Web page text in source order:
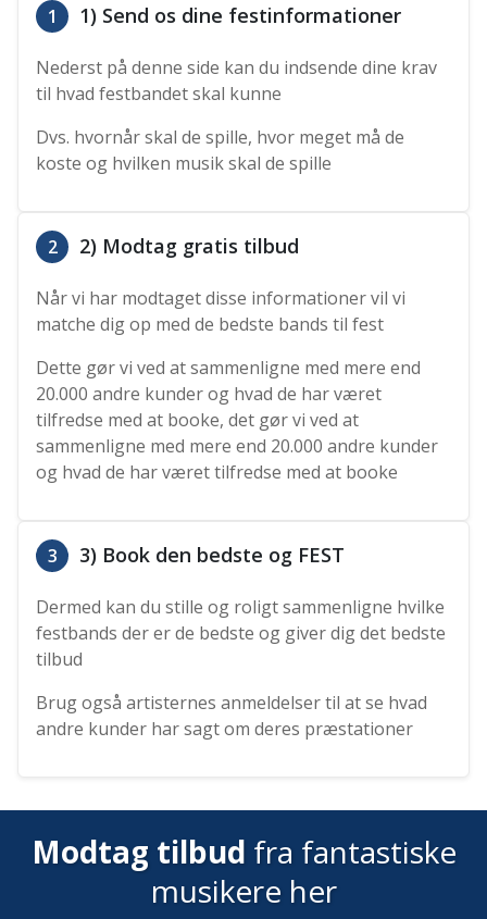
1 1) Send os dine festinformationer
Nederst på denne side kan du indsende dine krav
til hvad festbandet skal kunne
Dvs. hvornår skal de spille, hvor meget må de
koste og hvilken musik skal de spille
2 2) Modtag gratis tilbud
Når vi har modtaget disse informationer vil vi
matche dig op med de bedste bands til fest
Dette gør vi ved at sammenligne med mere end
20.000 andre kunder og hvad de har været
tilfredse med at booke, det gør vi ved at
sammenligne med mere end 20.000 andre kunder
og hvad de har været tilfredse med at booke
3 3) Book den bedste og FEST
Dermed kan du stille og roligt sammenligne hvilke
festbands der er de bedste og giver dig det bedste
tilbud
Brug også artisternes anmeldelser til at se hvad
andre kunder har sagt om deres præstationer
Modtag tilbud fra fantastiske
musikere her